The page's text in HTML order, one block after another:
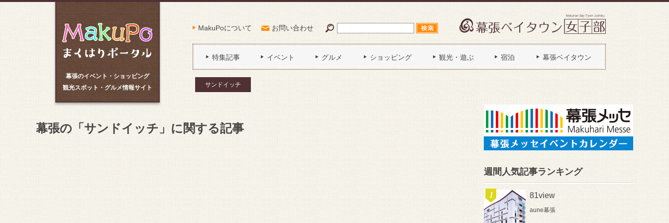
幕張のイベント・ショッピング
観光スポット・グルメ情報サイト
MakuPoについて お問い合わせ
特集記事 イベント グルメ ショッピング 観光・遊ぶ 宿泊 幕張ベイタウン
サンドイッチ
幕張の「サンドイッチ」に関する記事
週間人気記事ランキング
81view
aune幕張